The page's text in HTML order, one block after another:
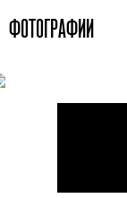
ФОТОГРАФИИ